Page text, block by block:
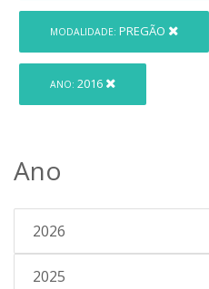
MODALIDADE: PREGÃO
ANO: 2016
Ano
2026
2025